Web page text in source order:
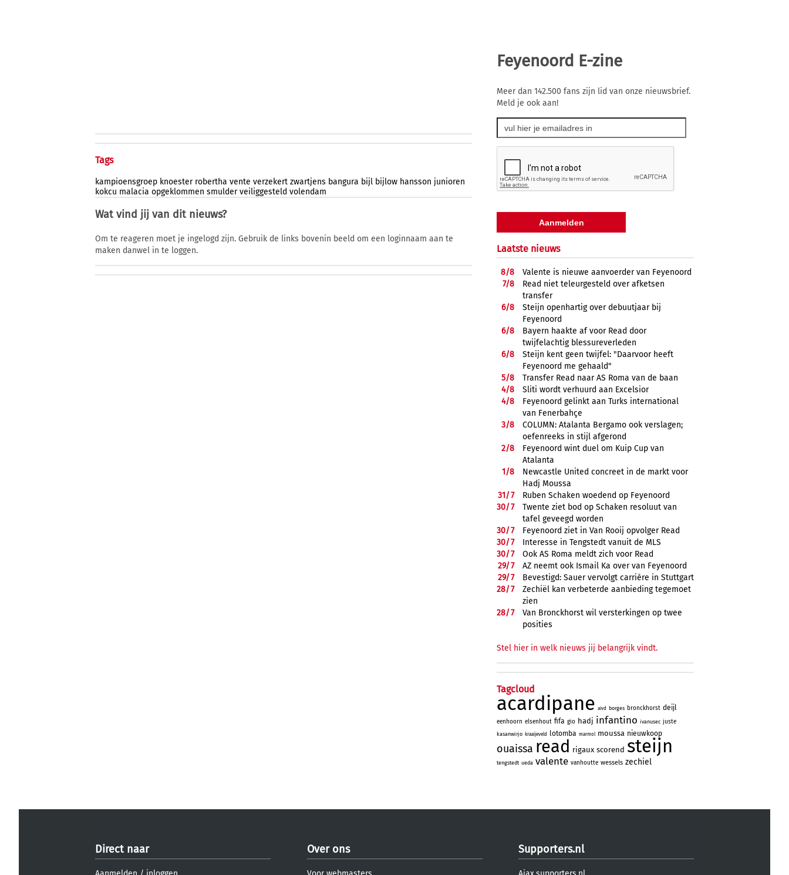
Tags
kampioensgroep knoester robertha vente verzekert zwartjens bangura bijl bijlow hansson junioren
kokcu malacia opgeklommen smulder veiliggesteld volendam
Wat vind jij van dit nieuws?
Om te reageren moet je ingelogd zijn. Gebruik de links bovenin beeld om een loginnaam aan te
maken danwel in te loggen.
Feyenoord E-zine
Meer dan 142.500 fans zijn lid van onze nieuwsbrief.
Meld je ook aan!
Laatste nieuws
8/8
Valente is nieuwe aanvoerder van Feyenoord
7/8
Read niet teleurgesteld over afketsen
transfer
6/8
Steijn openhartig over debuutjaar bij
Feyenoord
6/8
Bayern haakte af voor Read door
twijfelachtig blessureverleden
6/8
Steijn kent geen twijfel: "Daarvoor heeft
Feyenoord me gehaald"
5/8
Transfer Read naar AS Roma van de baan
4/8
Sliti wordt verhuurd aan Excelsior
4/8
Feyenoord gelinkt aan Turks international
van Fenerbahçe
3/8
COLUMN: Atalanta Bergamo ook verslagen;
oefenreeks in stijl afgerond
2/8
Feyenoord wint duel om Kuip Cup van
Atalanta
1/8
Newcastle United concreet in de markt voor
Hadj Moussa
31/7
Ruben Schaken woedend op Feyenoord
30/7
Twente ziet bod op Schaken resoluut van
tafel geveegd worden
30/7
Feyenoord ziet in Van Rooij opvolger Read
30/7
Interesse in Tengstedt vanuit de MLS
30/7
Ook AS Roma meldt zich voor Read
29/7
AZ neemt ook Ismail Ka over van Feyenoord
29/7
Bevestigd: Sauer vervolgt carrière in Stuttgart
28/7
Zechiël kan verbeterde aanbieding tegemoet
zien
28/7
Van Bronckhorst wil versterkingen op twee
posities
Stel hier in welk nieuws jij belangrijk vindt.
Tagcloud
acardipane aivd borges bronckhorst deijl
eenhoorn elsenhout fifa gio hadj infantino ivanusec juste
kasanwirjo kraaijeveld lotomba marmol moussa nieuwkoop
ouaissa read rigaux scorend steijn
tengstedt ueda valente vanhoutte wessels zechiel
Direct naar Over ons Supporters.nl